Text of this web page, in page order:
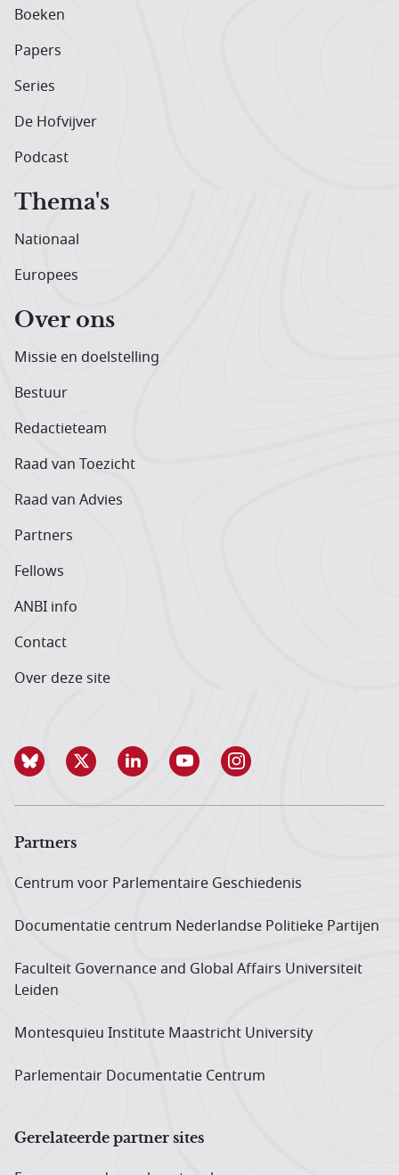
Boeken
Papers
Series
De Hofvijver
Podcast
Thema's
Nationaal
Europees
Over ons
Missie en doelstelling
Bestuur
Redactieteam
Raad van Toezicht
Raad van Advies
Partners
Fellows
ANBI info
Contact
Over deze site
Partners
Centrum voor Parlementaire Geschiedenis
Documentatie centrum Neder­landse Politieke Partijen
Faculteit Governance and Global Affairs Universiteit
Leiden
Montesquieu Institute Maastricht University
Parlementair Documentatie Centrum
Gerelateerde partner sites